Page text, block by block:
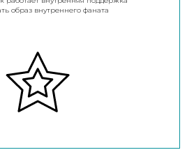
образ внутреннего фаната